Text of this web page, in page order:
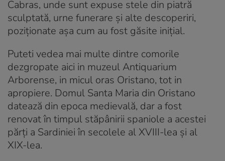
Cabras, unde sunt expuse stele din piatră
sculptată, urne funerare și alte descoperiri,
poziționate așa cum au fost găsite inițial.
Puteti vedea mai multe dintre comorile
dezgropate aici in muzeul Antiquarium
Arborense, in micul oras Oristano, tot in
apropiere. Domul Santa Maria din Oristano
datează din epoca medievală, dar a fost
renovat în timpul stăpânirii spaniole a acestei
părți a Sardiniei în secolele al XVIII-lea și al
XIX-lea.